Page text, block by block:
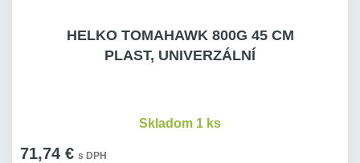
HELKO TOMAHAWK 800G 45 CM
PLAST, UNIVERZÁLNÍ
71,74 € s DPH
Skladom 1 ks